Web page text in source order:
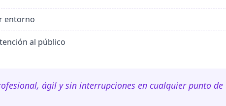
entorno
al público
ágil y sin interrupciones en cualquier punto de